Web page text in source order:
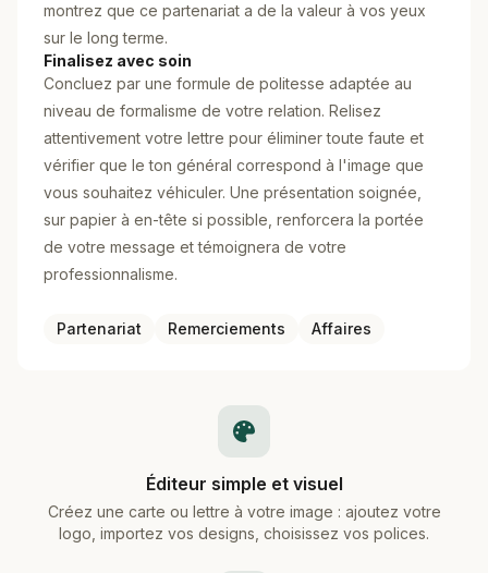
montrez que ce partenariat a de la valeur à vos yeux
sur le long terme.
Finalisez avec soin
Concluez par une formule de politesse adaptée au
niveau de formalisme de votre relation. Relisez
attentivement votre lettre pour éliminer toute faute et
vérifier que le ton général correspond à l'image que
vous souhaitez véhiculer. Une présentation soignée,
sur papier à en-tête si possible, renforcera la portée
de votre message et témoignera de votre
professionnalisme.
Partenariat Remerciements Affaires
Éditeur simple et visuel
Créez une carte ou lettre à votre image : ajoutez votre
logo, importez vos designs, choisissez vos polices.